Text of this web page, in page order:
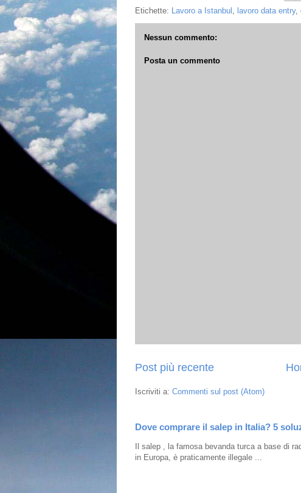
Etichette: Lavoro a Istanbul , lavoro data entry,
Nessun commento:
Posta un commento
Post più recente
Iscriviti a: Commenti sul post (Atom)
Dove comprare il salep in Italia? 5
Il salep , la famosa bevanda turca a base di
in Europa, è praticamente illegale ...